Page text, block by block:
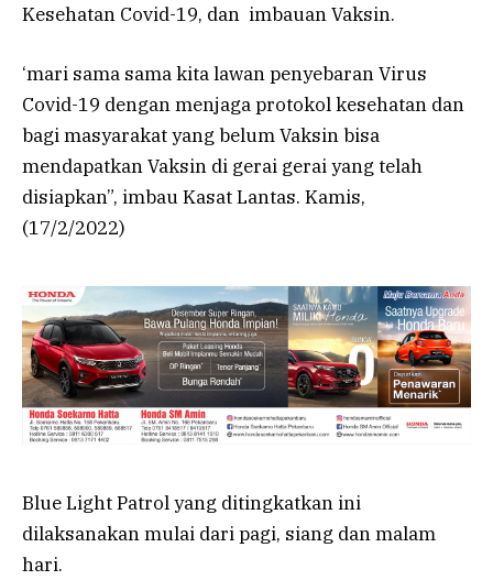
Kesehatan Covid-19, dan imbauan Vaksin.
‘mari sama sama kita lawan penyebaran Virus
Covid-19 dengan menjaga protokol kesehatan dan
bagi masyarakat yang belum Vaksin bisa
mendapatkan Vaksin di gerai gerai yang telah
disiapkan”, imbau Kasat Lantas. Kamis,
(17/2/2022)
Blue Light Patrol yang ditingkatkan ini
dilaksanakan mulai dari pagi, siang dan malam
hari.